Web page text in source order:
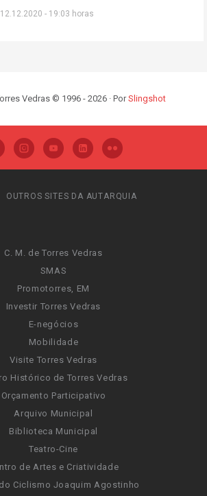
- 19:03 horas
Vedras © 1996 - 2026 · PorSlingshot
OUTROS SITES DA AUTARQUIA
C. M. de Torres Vedras
SMAS
Promotorres, EM
Investir Torres Vedras
E-negócios
Mobilidade
Visite Torres Vedras
Histórico de Torres Vedras
Orçamento Participativo
Arquivo Municipal
Biblioteca Municipal
Teatro-Cine
de Artes e Criatividade
Ciclismo Joaquim Agostinho